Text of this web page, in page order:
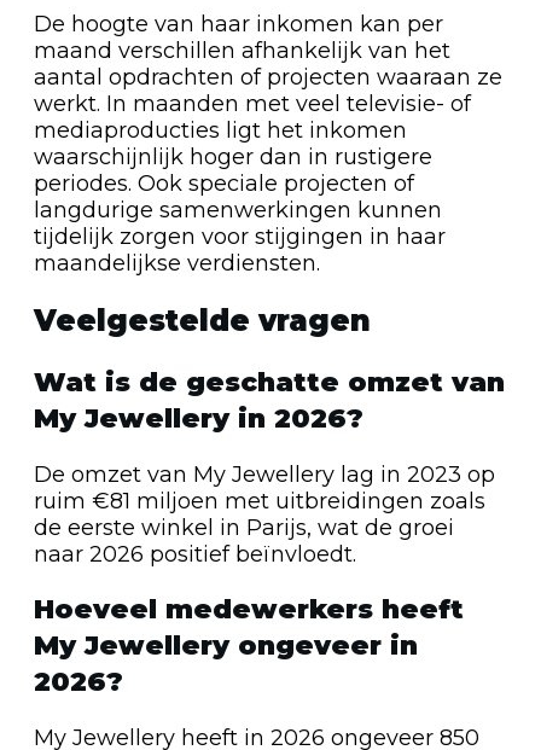
De hoogte van haar inkomen kan per
maand verschillen afhankelijk van het
aantal opdrachten of projecten waaraan ze
werkt. In maanden met veel televisie- of
mediaproducties ligt het inkomen
waarschijnlijk hoger dan in rustigere
periodes. Ook speciale projecten of
langdurige samenwerkingen kunnen
tijdelijk zorgen voor stijgingen in haar
maandelijkse verdiensten.
Veelgestelde vragen
Wat is de geschatte omzet van
My Jewellery in 2026?
De omzet van My Jewellery lag in 2023 op
ruim €81 miljoen met uitbreidingen zoals
de eerste winkel in Parijs, wat de groei
naar 2026 positief beïnvloedt.
Hoeveel medewerkers heeft
My Jewellery ongeveer in
2026?
My Jewellery heeft in 2026 ongeveer 850